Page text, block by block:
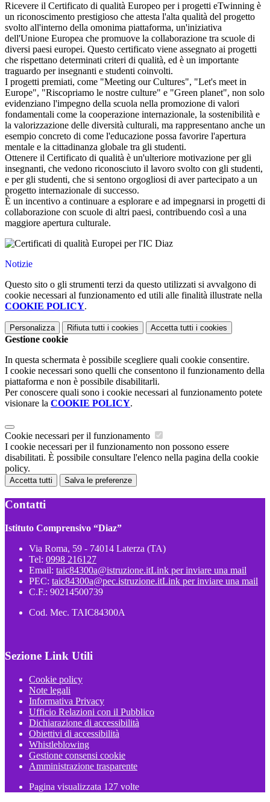
Ricevere il Certificato di qualità Europeo per i progetti eTwinning è
un riconoscimento prestigioso che attesta l'alta qualità del progetto
svolto all'interno della omonima piattaforma, un'iniziativa
dell'Unione Europea che promuove la collaborazione tra scuole di
diversi paesi europei. Questo certificato viene assegnato ai progetti
che rispettano determinati criteri di qualità, ed è un importante
traguardo per insegnanti e studenti coinvolti.
I progetti premiati, come "Meeting our Cultures", "Let's meet in
Europe", "Riscopriamo le nostre culture" e "Green planet", non solo
evidenziano l'impegno della scuola nella promozione di valori
fondamentali come la cooperazione internazionale, la sostenibilità e
la valorizzazione delle diversità culturali, ma rappresentano anche un
esempio concreto di come l'educazione possa favorire l'apertura
mentale e la cittadinanza globale tra gli studenti.
Ottenere il Certificato di qualità è un'ulteriore motivazione per gli
insegnanti, che vedono riconosciuto il lavoro svolto con gli studenti,
e per gli studenti, che si sentono orgogliosi di aver partecipato a un
progetto internazionale di successo.
È un incentivo a continuare a esplorare e ad impegnarsi in progetti di
collaborazione con scuole di altri paesi, contribuendo così a una
maggiore apertura culturale.
Notizie
Questo sito o gli strumenti terzi da questo utilizzati si avvalgono di
cookie necessari al funzionamento ed utili alle finalità illustrate nella
COOKIE POLICY.
Personalizza Rifiuta tutti i cookies Accetta tutti i cookies
Gestione cookie
In questa schermata è possibile scegliere quali cookie consentire.
I cookie necessari sono quelli che consentono il funzionamento della
piattaforma e non è possibile disabilitarli.
Per conoscere quali sono i cookie necessari al funzionamento potete
visionare la COOKIE POLICY.
Cookie necessari per il funzionamento
I cookie necessari per il funzionamento non possono essere
disabilitati. È possibile consultare l'elenco nella pagina della cookie
policy.
Accetta tutti Salva le preferenze
Contatti
Istituto Comprensivo “Diaz”
Via Roma, 59 - 74014 Laterza (TA)
Tel: 0998 216127
Email: taic84300a@istruzione.itLink per inviare una mail
PEC: taic84300a@pec.istruzione.itLink per inviare una mail
C.F.: 90214500739
Cod. Mec. TAIC84300A
Sezione Link Utili
Cookie policy
Note legali
Informativa Privacy
Ufficio Relazioni con il Pubblico
Dichiarazione di accessibilità
Obiettivi di accessibilità
Whistleblowing
Gestione consensi cookie
Amministrazione trasparente
Pagina visualizzata 127 volte